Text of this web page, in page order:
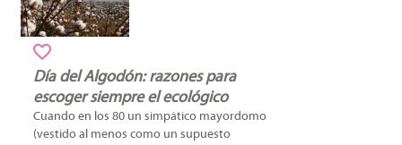
Día del Algodón: razones para
escoger siempre el ecológico
Cuando en los 80 un simpático mayordomo
(vestido al menos como un supuesto